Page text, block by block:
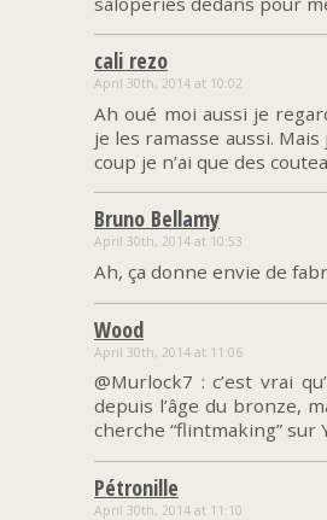
cali rezo
April 30th, 2014 at 10:02
Ah oué moi aussi je
je les ramasse aussi.
coup je n’ai que des
Bruno Bellamy
April 30th, 2014 at 10:53
Ah, ça donne envie de
Wood
April 30th, 2014 at 11:06
@Murlock7 : c’est vrai
depuis l’âge du bronze,
cherche “flintmaking” sur
Pétronille
April 30th, 2014 at 11:10